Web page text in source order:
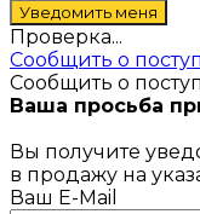
Проверка...
Сообщить о
Сообщить о
Ваша просьба
Вы получите
в продажу на
Ваш E-Mail